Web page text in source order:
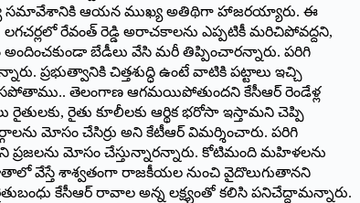
సమావేశానికి ఆయన ముఖ్య అతిథిగా హాజరయ్యారు. ఈ
రేవంత్ రెడ్డి అరాచకాలను ఎప్పటికీ మరిచిపోవద్దని,
అందించకుండా బేడీలు వేసి మరీ తిప్పించారన్నారు. పరిగి
ప్రభుత్వానికి చిత్తశుద్ధి ఉంటే వాటికి పట్టాలు ఇచ్చి
తెలంగాణ ఆగమయిపోతుందని కేసీఆర్ రెండేళ్ల
రైతు కూలీలకు ఆర్థిక భరోసా ఇస్తామని చెప్పి
మోసం చేసిర్రు అని కేటీఆర్ విమర్శించారు. పరిగి
ప్రజలను మోసం చేస్తున్నారన్నారు. కోటిమంది మహిళలను
ఖాతాలో వేస్తే శాశ్వతంగా రాజకీయల నుంచి వైదొలుగుతానని
కేసీఆర్ రావాల అన్న లక్ష్యంతో కలిసి పనిచేద్దామన్నారు.